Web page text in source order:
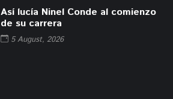
Así lucía Ninel Conde al comienzo
de su carrera
5 August, 2026